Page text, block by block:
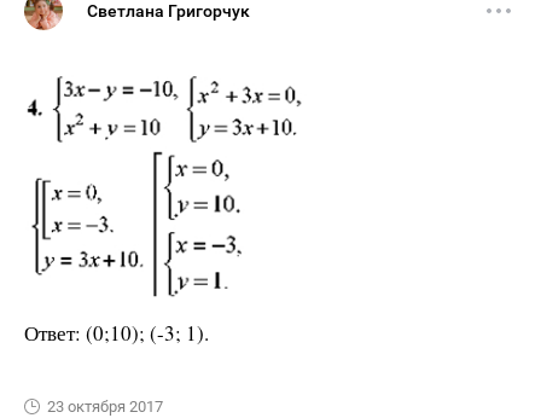
Светлана Григорчук
Ответ: (0;10); (-3; 1).
23 октября 2017